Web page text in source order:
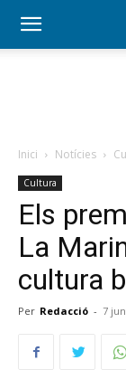
Inici Notícies
Cultura
Els
La
cultura
Per Redacció - 7